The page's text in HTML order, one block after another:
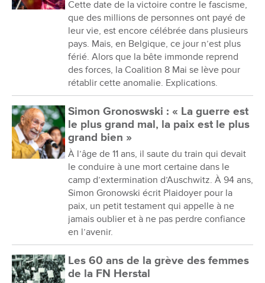
Cette date de la victoire contre le fascisme,
que des millions de personnes ont payé de
leur vie, est encore célébrée dans plusieurs
pays. Mais, en Belgique, ce jour n’est plus
férié. Alors que la bête immonde reprend
des forces, la Coalition 8 Mai se lève pour
rétablir cette anomalie. Explications.
Simon Gronoswski : « La guerre est
le plus grand mal, la paix est le plus
grand bien »
À l’âge de 11 ans, il saute du train qui devait
le conduire à une mort certaine dans le
camp d’extermination d’Auschwitz. À 94 ans,
Simon Gronowski écrit Plaidoyer pour la
paix, un petit testament qui appelle à ne
jamais oublier et à ne pas perdre confiance
en l’avenir.
Les 60 ans de la grève des femmes
de la FN Herstal